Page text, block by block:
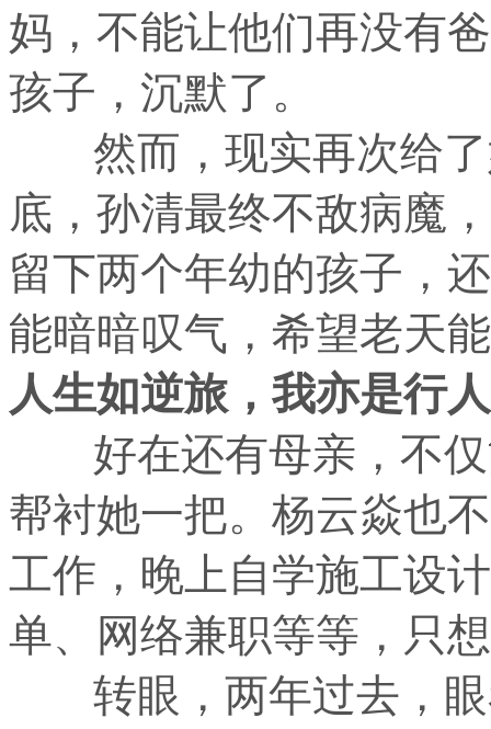
妈，不能让他们再没有
孩子，沉默了。
然而，现实再次给了
底，孙清最终不敌病魔
留下两个年幼的孩子，
能暗暗叹气，希望老天
人生如逆旅，我亦是行人
好在还有母亲，不仅
帮衬她一把。杨云焱也
工作，晚上自学施工设
单、网络兼职等等，只
转眼，两年过去，眼